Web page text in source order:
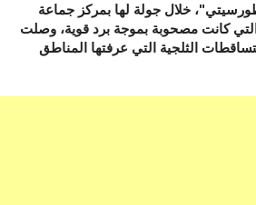
خلال جولة لها بمركز جماعة
التي كانت مصحوبة بموجة برد قوية، وصلت
الثلجية التي عرفتها المناطق